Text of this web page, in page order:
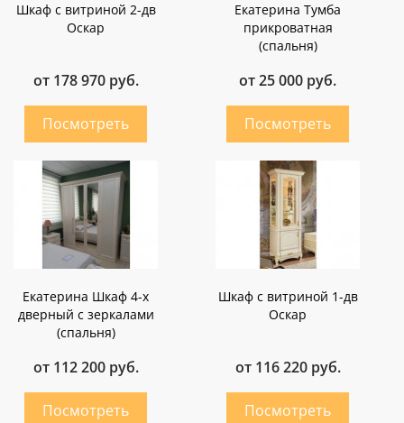
Шкаф с витриной 2-дв
Оскар
от 178 970 руб.
Екатерина Тумба
прикроватная
(спальня)
от 25 000 руб.
Екатерина Шкаф 4-х
дверный с зеркалами
(спальня)
от 112 200 руб.
Шкаф с витриной 1-дв
Оскар
от 116 220 руб.